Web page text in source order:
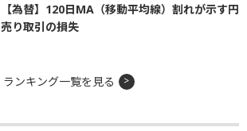
【為替】120日MA（移動平均線）割れが示す円
売り取引の損失
ランキング一覧を見る